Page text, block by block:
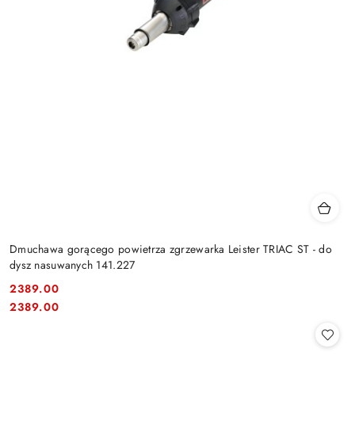
Dmuchawa gorącego powietrza zgrzewarka Leister TRIAC ST - do
dysz nasuwanych 141.227
Cena:
2389.00
Cena:
2389.00